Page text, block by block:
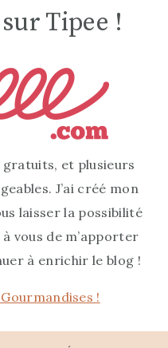
Tipee !
et plusieurs
J’ai créé mon
laisser la possibilité
vous de m’apporter
à enrichir le blog !
!